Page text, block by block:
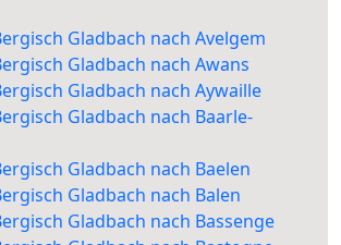
Gladbach nach Avelgem
Gladbach nach Awans
Gladbach nach Aywaille
Gladbach nach Baarle-
Gladbach nach Baelen
Gladbach nach Balen
Gladbach nach Bassenge